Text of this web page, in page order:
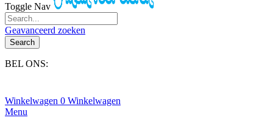
Toggle Nav
Geavanceerd zoeken
Search
BEL ONS:
Winkelwagen 0 Winkelwagen
Menu